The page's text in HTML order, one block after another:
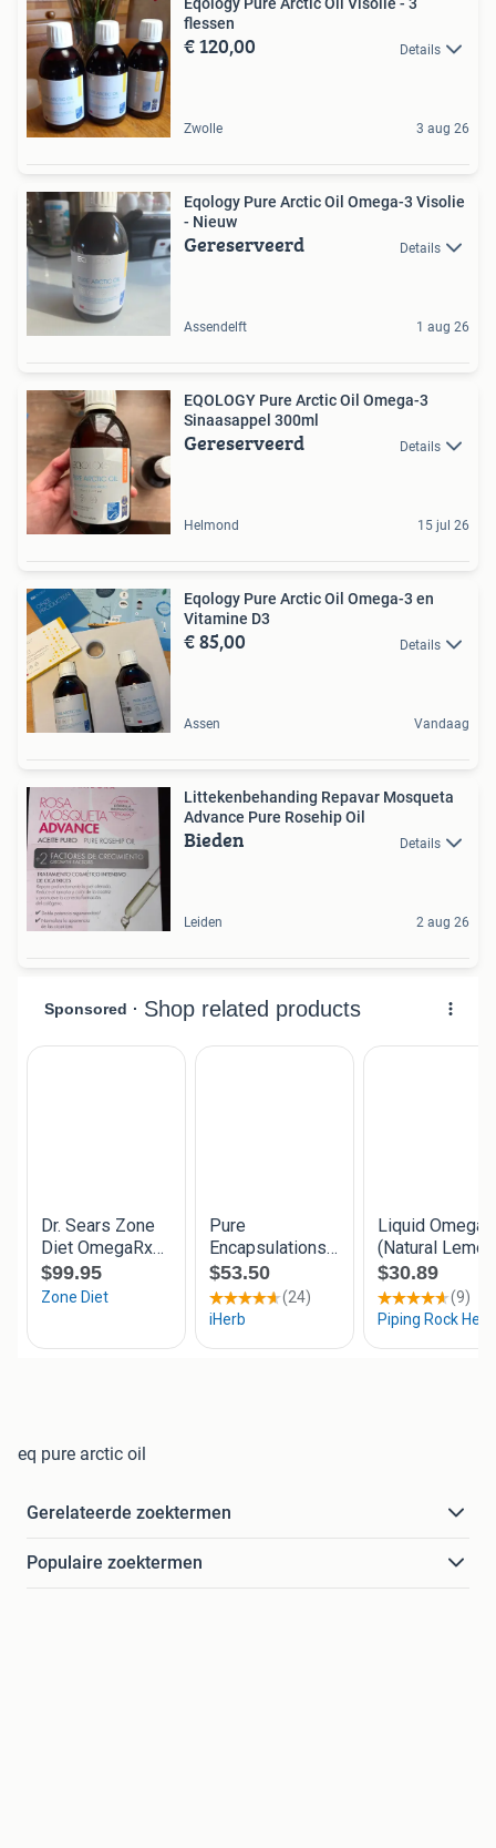
Eqology Pure Arctic Oil Visolie - 3
flessen
€ 120,00 Details
Zwolle 3 aug 26
Eqology Pure Arctic Oil Omega-3 Visolie
- Nieuw
Gereserveerd Details
Assendelft 1 aug 26
EQOLOGY Pure Arctic Oil Omega-3
Sinaasappel 300ml
Gereserveerd Details
Helmond 15 jul 26
Eqology Pure Arctic Oil Omega-3 en
Vitamine D3
€ 85,00 Details
Assen Vandaag
Littekenbehanding Repavar Mosqueta
Advance Pure Rosehip Oil
Bieden Details
Leiden 2 aug 26
eq pure arctic oil
Gerelateerde zoektermen
Populaire zoektermen